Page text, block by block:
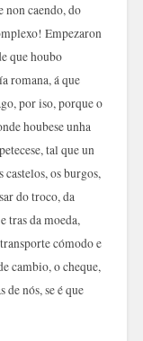
non caendo, do
Empezaron
que houbo
romana, á que
por iso, porque o
houbese unha
tal que un
castelos, os burgos,
do troco, da
tras da moeda,
cómodo e
cambio, o cheque,
nós, se é que